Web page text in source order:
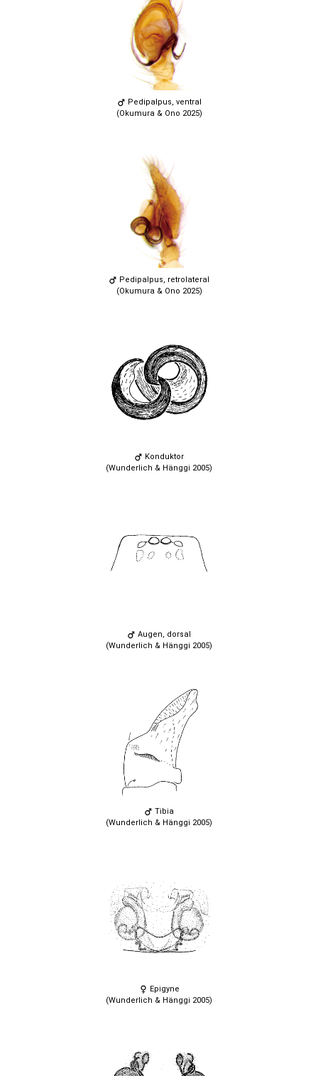
Pedipalpus, ventral
(Okumura & Ono 2025)
Pedipalpus, retrolateral
(Okumura & Ono 2025)
Konduktor
(Wunderlich & Hänggi 2005)
Augen, dorsal
(Wunderlich & Hänggi 2005)
Tibia
(Wunderlich & Hänggi 2005)
Epigyne
(Wunderlich & Hänggi 2005)